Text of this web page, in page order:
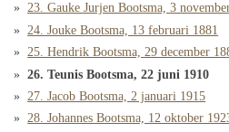
23. Gauke Jurjen Bootsma, 3
24. Jouke Bootsma, 13 februari 1881
25. Hendrik Bootsma, 29 december
26. Teunis Bootsma, 22 juni 1910
27. Jacob Bootsma, 2 januari 1915
28. Johannes Bootsma, 12 oktober